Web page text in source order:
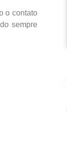
o contato
sempre